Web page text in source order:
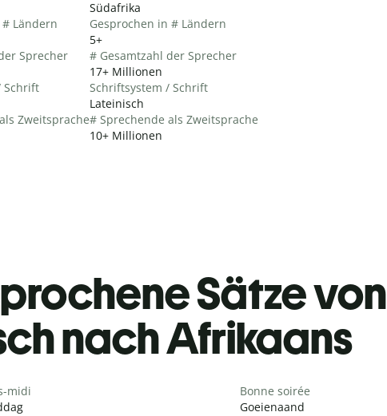
Ländern
Sprecher
Schrift
Zweitsprache
Südafrika
Gesprochen in # Ländern
5+
# Gesamtzahl der Sprecher
17+ Millionen
Schriftsystem / Schrift
Lateinisch
# Sprechende als Zweitsprache
10+ Millionen
Sätze von
nach Afrikaans
midi
Bonne soirée
Goeienaand